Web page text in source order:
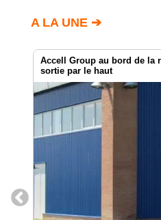
A LA UNE ➔
Accell Group au bord de la
sortie par le haut